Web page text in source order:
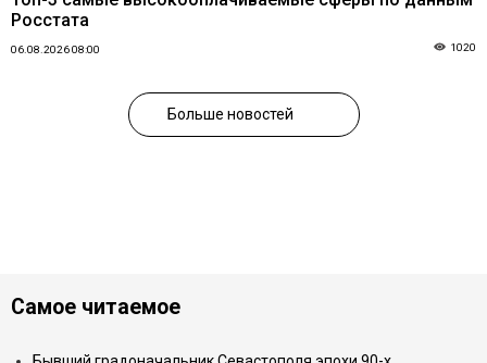
Росстата
06.08.2026 08:00 1020
Больше новостей
Самое читаемое